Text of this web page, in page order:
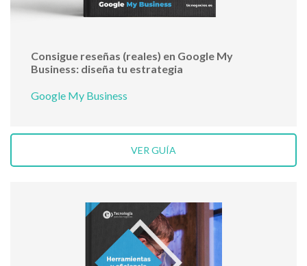
Consigue reseñas (reales) en Google My
Business: diseña tu estrategia
Google My Business
VER GUÍA